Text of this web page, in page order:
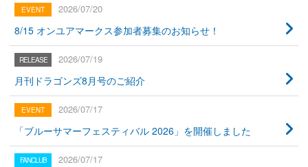
2026/07/20
8/15 オンユアマークス参加者募集のお知らせ！
2026/07/19
月刊ドラゴンズ8月号のご紹介
2026/07/17
「ブルーサマーフェスティバル 2026」を開催しました
2026/07/17